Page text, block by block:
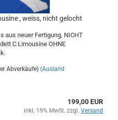
, weiss, nicht gelocht
aus neuer Fertigung, NICHT
C Limousine OHNE
Abverkäufe) (Ausland
199,00 EUR
inkl. 19% MwSt. zzgl. Versand